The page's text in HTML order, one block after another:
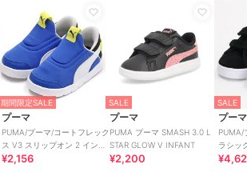
ル：合成樹脂底（ＥＶＡ樹脂）
商品のお取り扱い方法
－
ベビーシューズ
ライフスタイル
ファーストシューズ
ライフスタイル
期間限定SALE
プーマ
PUMA/プーマ/コートフレック
ス V3 スリップオン 2 インフ
ァント
¥2,156
SALE
プーマ
PUMA プーマ SMASH 3.0 L
STAR GLOW V INFANT
¥2,200
SALE
プーマ
PUMA/
ラシッ
ベビー